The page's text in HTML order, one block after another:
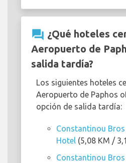
question_answer ¿Qué hoteles
Aeropuerto de
salida tardía?
Los siguientes hoteles
Aeropuerto de Paphos
opción de salida tardía:
Constantinou Bros
Hotel (5,08 KM /
Constantinou